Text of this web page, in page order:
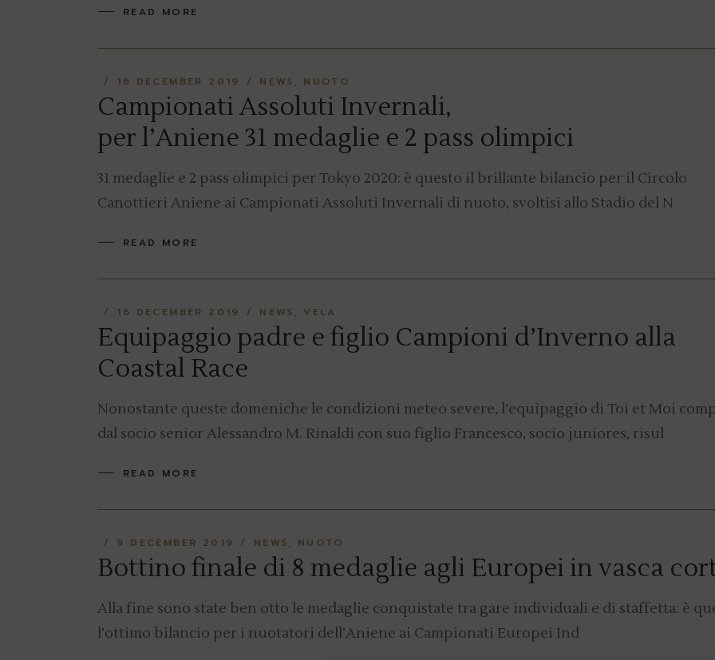
READ MORE
16 DECEMBER 2019 NEWS NUOTO
Campionati Assoluti Invernali,
per l’Aniene 31 medaglie e 2 pass olimpici
31 medaglie e 2 pass olimpici per Tokyo 2020: è questo il brillante bilancio per il Circolo
Canottieri Aniene ai Campionati Assoluti Invernali di nuoto, svoltisi allo Stadio del N
READ MORE
16 DECEMBER 2019 NEWS VELA
Equipaggio padre e figlio Campioni d’Inverno alla
Coastal Race
Nonostante queste domeniche le condizioni meteo severe, l’equipaggio di Toi et Moi
dal socio senior Alessandro M. Rinaldi con suo figlio Francesco, socio juniores, risul
READ MORE
9 DECEMBER 2019 NEWS NUOTO
Bottino finale di 8 medaglie agli Europei in vasca
Alla fine sono state ben otto le medaglie conquistate tra gare individuali e di staffetta: è
l’ottimo bilancio per i nuotatori dell’Aniene ai Campionati Europei Ind